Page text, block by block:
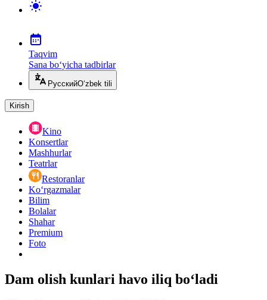
Taqvim
Sana bo‘yicha tadbirlar
РусскийO‘zbek tili
Kirish
Kino
Konsertlar
Mashhurlar
Teatrlar
Restoranlar
Ko‘rgazmalar
Bilim
Bolalar
Shahar
Premium
Foto
Dam olish kunlari havo iliq boʻladi